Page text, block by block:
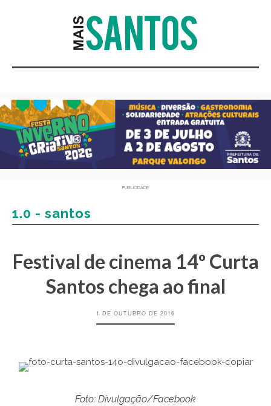
PUBLICIDADE
1.0 - santos
Festival de cinema 14º Curta
Santos chega ao final
1 DE OUTUBRO DE 2016
Foto: Divulgação/Facebook